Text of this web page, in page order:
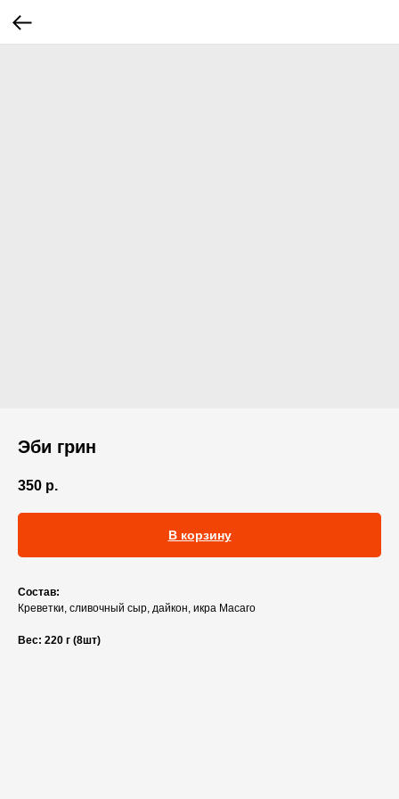
Эби грин
350 р.
В корзину
Состав:
Креветки, сливочный сыр, дайкон, икра Масаго
Вес: 220 г (8шт)